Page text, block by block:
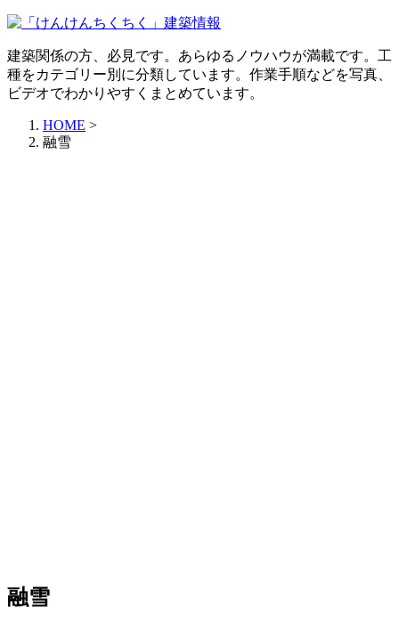
建築関係の方、必見です。あらゆるノウハウが満載です。工
種をカテゴリー別に分類しています。作業手順などを写真、
ビデオでわかりやすくまとめています。
HOME >
融雪
融雪